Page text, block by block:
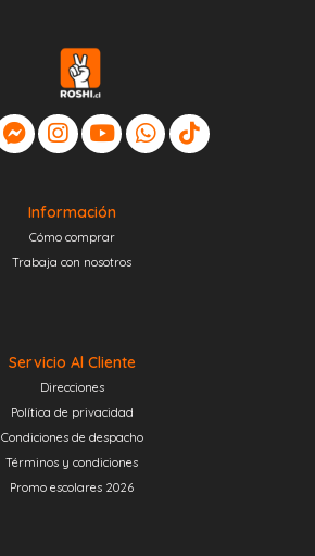
Información
Cómo comprar
Trabaja con nosotros
Servicio Al Cliente
Direcciones
Política de privacidad
Condiciones de despacho
Términos y condiciones
Promo escolares 2026